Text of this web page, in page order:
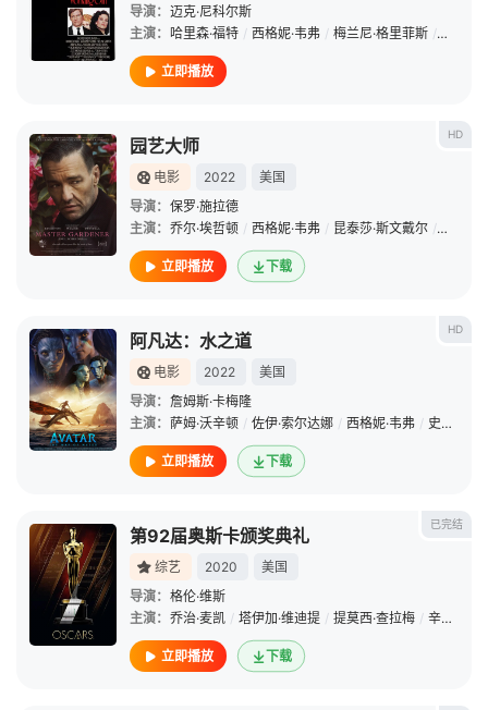
导演： 迈克·尼科尔斯
主演： 哈里森·福特 / 西格妮·韦弗 / 梅兰尼·格里菲斯 / 亚历克
立即播放
HD
园艺大师
电影 2022
美国
导演： 保罗·施拉德
主演： 乔尔·埃哲顿 / 西格妮·韦弗 / 昆泰莎·斯文戴尔 / 埃塞·
立即播放 下载
HD
阿凡达：水之道
电影 2022
美国
导演： 詹姆斯·卡梅隆
主演： 萨姆·沃辛顿 / 佐伊·索尔达娜 / 西格妮·韦弗 / 史蒂芬·朗
立即播放 下载
已完结
第92届奥斯卡颁奖典礼
综艺 2020
美国
导演： 格伦·维斯
主演： 乔治·麦凯 / 塔伊加·维迪提 / 提莫西·查拉梅 / 辛西娅·埃里沃
立即播放 下载